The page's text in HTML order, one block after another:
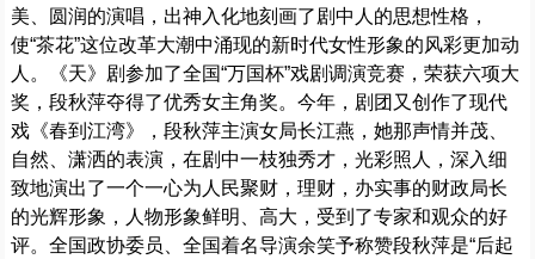
美、圆润的演唱，出神入化地刻画了剧中人的思想性格，
使“茶花”这位改革大潮中涌现的新时代女性形象的风彩更加动
人。《天》剧参加了全国“万国杯”戏剧调演竞赛，荣获六项大
奖，段秋萍夺得了优秀女主角奖。今年，剧团又创作了现代
戏《春到江湾》，段秋萍主演女局长江燕，她那声情并茂、
自然、潇洒的表演，在剧中一枝独秀才，光彩照人，深入细
致地演出了一个一心为人民聚财，理财，办实事的财政局长
的光辉形象，人物形象鲜明、高大，受到了专家和观众的好
评。全国政协委员、全国着名导演余笑予称赞段秋萍是“后起